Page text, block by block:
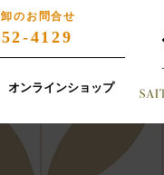
のお問合せ
4129
オンラインショップ